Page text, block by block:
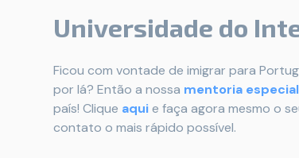
Universidade do
Ficou com vontade de imigrar para
por lá? Então a nossa mentoria
país! Clique aquie faça agora mesmo o
contato o mais rápido possível.